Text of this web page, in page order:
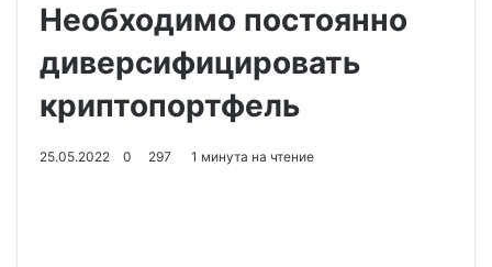
Необходимо постоянно
диверсифицировать
криптопортфель
25.05.2022 0 297 1 минута на чтение